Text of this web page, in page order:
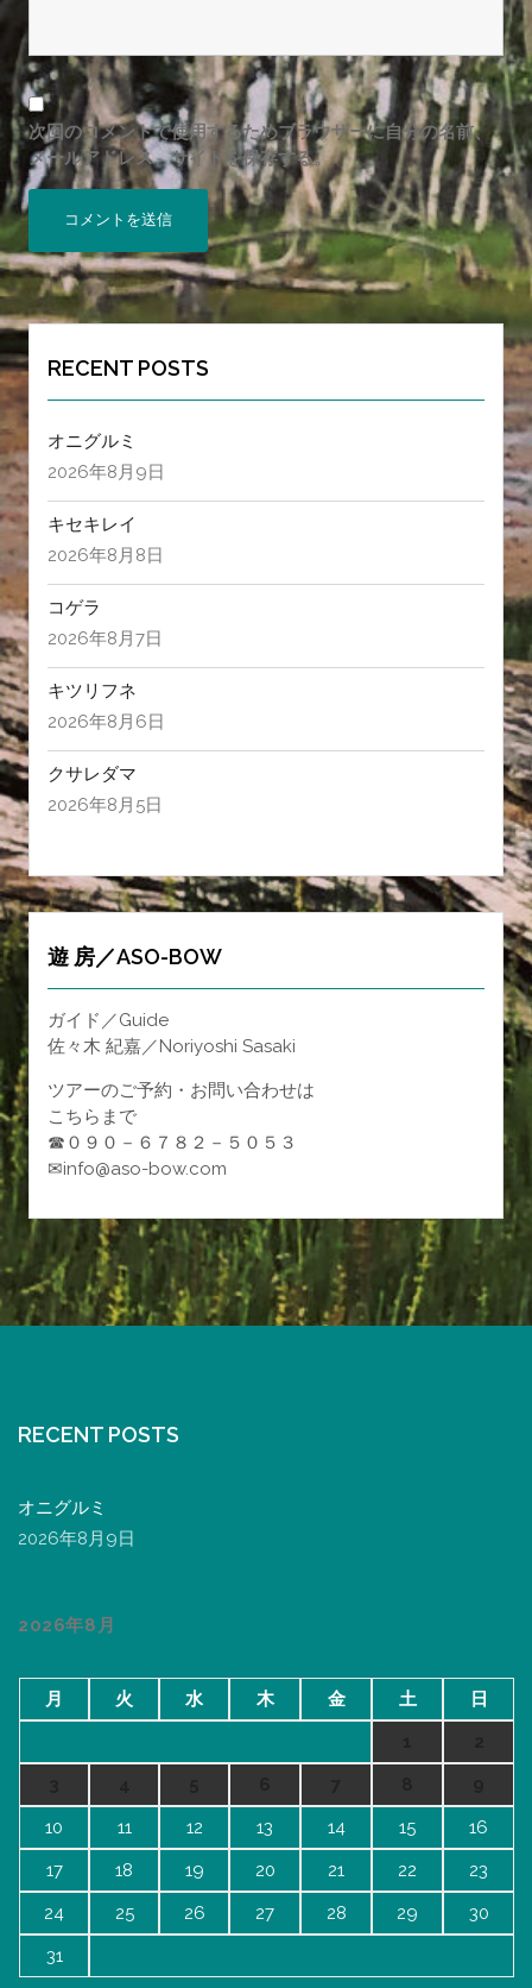
次回のコメントで使用するためブラウザーに自分の名前、
メールアドレス、サイトを保存する。
RECENT POSTS
オニグルミ
2026年8月9日
キセキレイ
2026年8月8日
コゲラ
2026年8月7日
キツリフネ
2026年8月6日
クサレダマ
2026年8月5日
遊 房／ASO-BOW
ガイド／Guide
佐々木 紀嘉／Noriyoshi Sasaki
ツアーのご予約・お問い合わせは
こちらまで
☎０９０－６７８２－５０５３
✉info@aso-bow.com
RECENT POSTS
オニグルミ
2026年8月9日
2026年8月
月 火 水 木 金 土
日
10
11 12 13 14 15
16
17
18 19 20 21 22
23
24
25 26 27 28 29
30
31